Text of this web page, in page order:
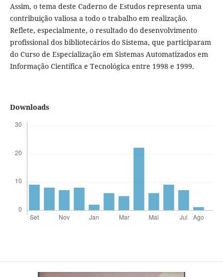
Assim, o tema deste Caderno de Estudos representa uma
contribuição valiosa a todo o trabalho em realização.
Reflete, especialmente, o resultado do desenvolvimento
profissional dos bibliotecários do Sistema, que participaram
do Curso de Especialização em Sistemas Automatizados em
Informação Científica e Tecnológica entre 1998 e 1999.
Downloads